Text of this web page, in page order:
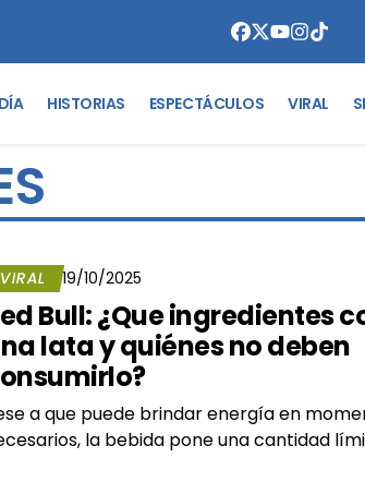
HISTORIAS ESPECTÁCULOS VIRAL
VIRAL 19/10/2025
Bull: ¿Que ingredientes
lata y quiénes no deben
a que puede brindar energía en
la bebida pone una cantidad